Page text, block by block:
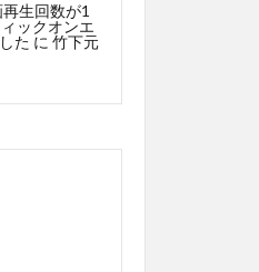
生回数が1
ックオンエ
た に 竹下元